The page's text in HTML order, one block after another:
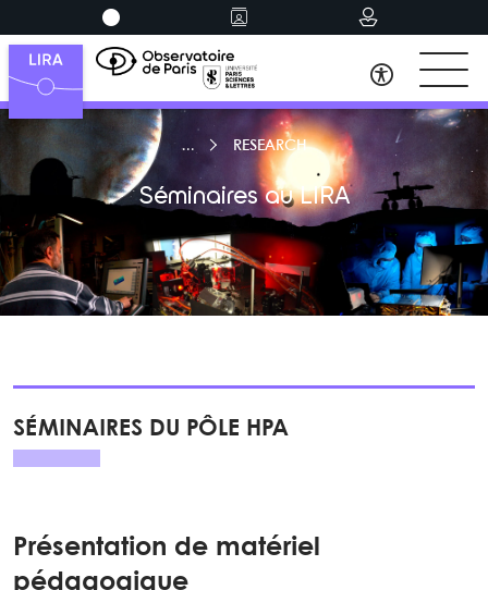
RESEARCH
Séminaires au LIRA
SÉMINAIRES DU PÔLE HPA
Présentation de matériel
pédagogique